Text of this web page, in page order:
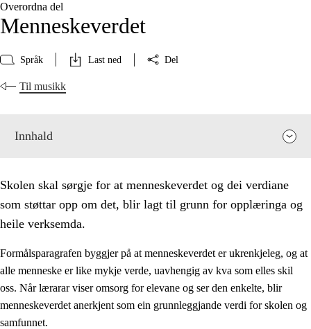
Overordna del
Menneskeverdet
Språk Last ned Del
Til musikk
Innhald
Skolen skal sørgje for at menneskeverdet og dei verdiane
som støttar opp om det, blir lagt til grunn for opplæringa og
heile verksemda.
Formålsparagrafen byggjer på at menneskeverdet er ukrenkjeleg, og at
alle menneske er like mykje verde, uavhengig av kva som elles skil
oss. Når lærarar viser omsorg for elevane og ser den enkelte, blir
menneskeverdet anerkjent som ein grunnleggjande verdi for skolen og
samfunnet.